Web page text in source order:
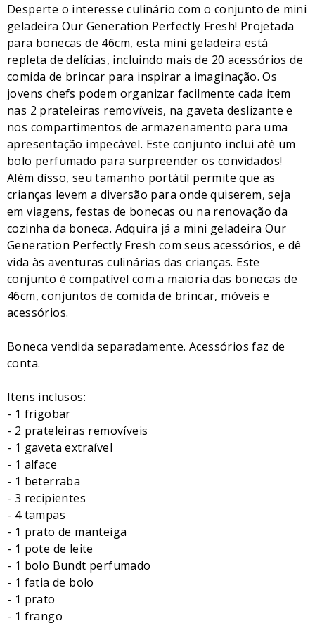
Desperte o interesse culinário com o conjunto de mini
geladeira Our Generation Perfectly Fresh! Projetada
para bonecas de 46cm, esta mini geladeira está
repleta de delícias, incluindo mais de 20 acessórios de
comida de brincar para inspirar a imaginação. Os
jovens chefs podem organizar facilmente cada item
nas 2 prateleiras removíveis, na gaveta deslizante e
nos compartimentos de armazenamento para uma
apresentação impecável. Este conjunto inclui até um
bolo perfumado para surpreender os convidados!
Além disso, seu tamanho portátil permite que as
crianças levem a diversão para onde quiserem, seja
em viagens, festas de bonecas ou na renovação da
cozinha da boneca. Adquira já a mini geladeira Our
Generation Perfectly Fresh com seus acessórios, e dê
vida às aventuras culinárias das crianças. Este
conjunto é compatível com a maioria das bonecas de
46cm, conjuntos de comida de brincar, móveis e
acessórios.
Boneca vendida separadamente. Acessórios faz de
conta.
Itens inclusos:
- 1 frigobar
- 2 prateleiras removíveis
- 1 gaveta extraível
- 1 alface
- 1 beterraba
- 3 recipientes
- 4 tampas
- 1 prato de manteiga
- 1 pote de leite
- 1 bolo Bundt perfumado
- 1 fatia de bolo
- 1 prato
- 1 frango